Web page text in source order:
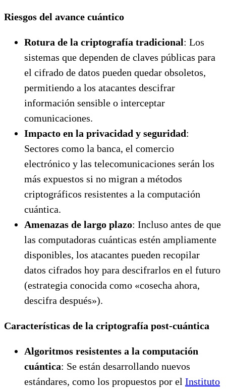
Riesgos del avance cuántico
Rotura de la criptografía tradicional: Los
sistemas que dependen de claves públicas para
el cifrado de datos pueden quedar obsoletos,
permitiendo a los atacantes descifrar
información sensible o interceptar
comunicaciones.
Impacto en la privacidad y seguridad:
Sectores como la banca, el comercio
electrónico y las telecomunicaciones serán los
más expuestos si no migran a métodos
criptográficos resistentes a la computación
cuántica.
Amenazas de largo plazo: Incluso antes de que
las computadoras cuánticas estén ampliamente
disponibles, los atacantes pueden recopilar
datos cifrados hoy para descifrarlos en el futuro
(estrategia conocida como «cosecha ahora,
descifra después»).
Características de la criptografía post-cuántica
Algoritmos resistentes a la computación
cuántica: Se están desarrollando nuevos
estándares, como los propuestos por el Instituto